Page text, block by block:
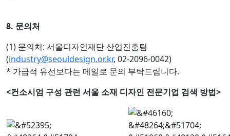
8. 문의처
(1) 문의처: 서울디자인재단 산업진흥팀
(industry@seouldesign.or.kr, 02-2096-0042)
* 가급적 유선보다는 메일로 문의 부탁드립니다.
<컨소시엄 구성 관련 서울 소재 디자인 전문기업 검색 방법>